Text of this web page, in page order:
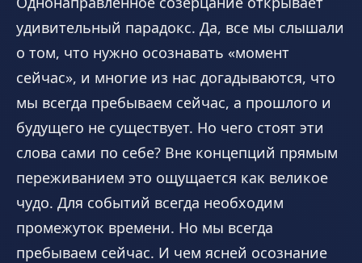
удивительный парадокс. Да, все мы слышали
о том, что нужно осознавать «момент
сейчас», и многие из нас догадываются, что
мы всегда пребываем сейчас, а прошлого и
будущего не существует. Но чего стоят эти
слова сами по себе? Вне концепций прямым
переживанием это ощущается как великое
чудо. Для событий всегда необходим
промежуток времени. Но мы всегда
пребываем сейчас. И чем ясней осознание